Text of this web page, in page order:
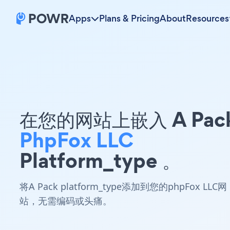
Apps Plans & PricingAboutResources
在您的网站上嵌入 A
PhpFox LLC
Platform_type 。
将A Pack platform_type添加到您的phpFox LLC网
站，无需编码或头痛。